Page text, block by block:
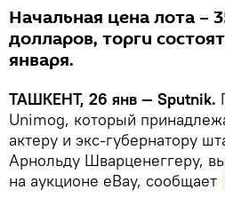
Начальная цена лота –
долларов, торги
января.
ТАШКЕНТ, 26 янв — Sputnik.
Unimog, который
актеру и экс-губернатору
Арнольду Шварценеггеру,
на аукционе eBay, сообщает